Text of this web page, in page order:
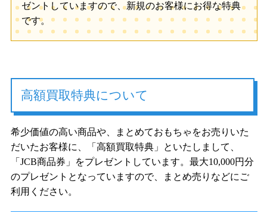
ゼントしていますので、新規のお客様にお得な特典
です。
高額買取特典について
希少価値の高い商品や、まとめておもちゃをお売りいた
だいたお客様に、「高額買取特典」といたしまして、
「JCB商品券」をプレゼントしています。最大10,000円分
のプレゼントとなっていますので、まとめ売りなどにご
利用ください。